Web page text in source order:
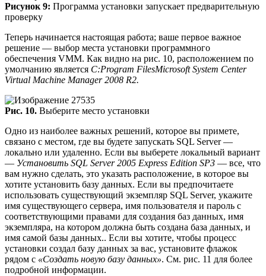
Рисунок 9: Программа установки запускает предварительную
проверку
Теперь начинается настоящая работа; ваше первое важное
решение — выбор места установки программного
обеспечения VMM. Как видно на рис. 10, расположением по
умолчанию является C:Program FilesMicrosoft System Center
Virtual Machine Manager 2008 R2.
Рис. 10. Выберите место установки
Одно из наиболее важных решений, которое вы примете,
связано с местом, где вы будете запускать SQL Server —
локально или удаленно. Если вы выберете локальный вариант
— Установить SQL Server 2005 Express Edition SP3 — все, что
вам нужно сделать, это указать расположение, в которое вы
хотите установить базу данных. Если вы предпочитаете
использовать существующий экземпляр SQL Server, укажите
имя существующего сервера, имя пользователя и пароль с
соответствующими правами для создания баз данных, имя
экземпляра, на котором должна быть создана база данных, и
имя самой базы данных.. Если вы хотите, чтобы процесс
установки создал базу данных за вас, установите флажок
рядом с «Создать новую базу данных». См. рис. 11 для более
подробной информации.